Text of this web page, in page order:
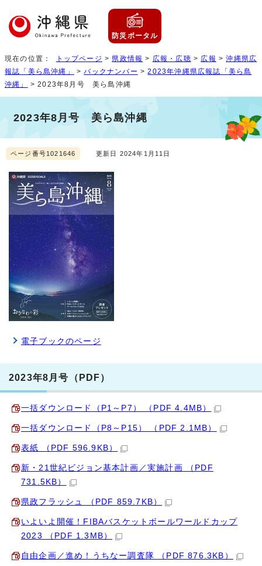
防災ポータル
現在の位置： トップページ > 県政情報 > 広報・広聴 > 広報 >沖縄県広
報誌「美ら島沖縄」
>バックナンバー >2023年沖縄県広報誌「美ら島
沖縄」
> 2023年8月号 美ら島沖縄
2023年8月号 美ら島沖縄
ページ番号1021646 更新日 2024年1月11日
電子ブックのページ
2023年8月号（PDF）
一括ダウンロード（P1～P7） （PDF 4.4MB）
一括ダウンロード（P8～P15） （PDF 2.1MB）
表紙 （PDF 596.9KB）
新・21世紀ビジョン基本計画／実施計画 （PDF
731.5KB）
県政フラッシュ （PDF 859.7KB）
いよいよ開催！FIBAバスケットボールワールドカップ
2023 （PDF 1.3MB）
自由企画／進め！うちなー調査隊 （PDF 876.3KB）